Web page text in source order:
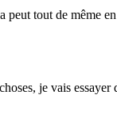
peut tout de même
je vais